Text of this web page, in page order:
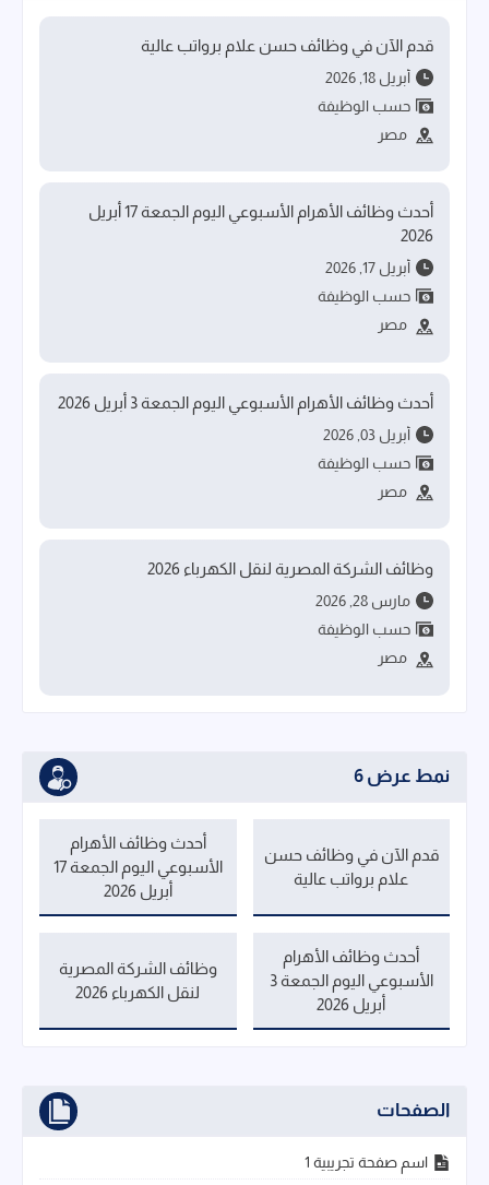
قدم الآن في وظائف حسن علام برواتب عالية
أبريل 18, 2026
حسب الوظيفة
مصر
أحدث وظائف الأهرام الأسبوعي اليوم الجمعة 17 أبريل
2026
أبريل 17, 2026
حسب الوظيفة
مصر
أحدث وظائف الأهرام الأسبوعي اليوم الجمعة 3 أبريل 2026
أبريل 03, 2026
حسب الوظيفة
مصر
وظائف الشركة المصرية لنقل الكهرباء 2026
مارس 28, 2026
حسب الوظيفة
مصر
نمط عرض 6
قدم الآن في وظائف حسن
علام برواتب عالية
أحدث وظائف الأهرام
الأسبوعي اليوم الجمعة 17
أبريل 2026
أحدث وظائف الأهرام
الأسبوعي اليوم الجمعة 3
أبريل 2026
وظائف الشركة المصرية
لنقل الكهرباء 2026
الصفحات
اسم صفحة تجريبية 1